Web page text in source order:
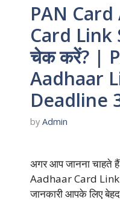
PAN
Card
चेक करें? |
Aadhaar
Deadline
by Admin
अगर आप जानना चाहते
Aadhaar Card Link
जानकारी आपके लिए